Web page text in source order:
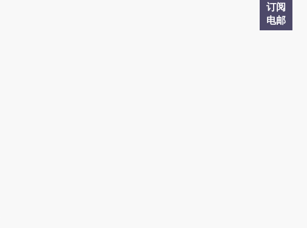
订阅
电邮